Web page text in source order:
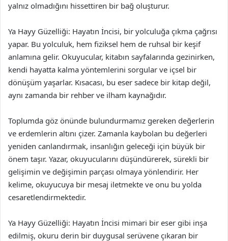
yalnız olmadığını hissettiren bir bağ oluşturur.
Ya Hayy Güzelliği: Hayatın İncisi, bir yolculuğa çıkma çağrısı
yapar. Bu yolculuk, hem fiziksel hem de ruhsal bir keşif
anlamına gelir. Okuyucular, kitabın sayfalarında gezinirken,
kendi hayatta kalma yöntemlerini sorgular ve içsel bir
dönüşüm yaşarlar. Kısacası, bu eser sadece bir kitap değil,
aynı zamanda bir rehber ve ilham kaynağıdır.
Toplumda göz önünde bulundurmamız gereken değerlerin
ve erdemlerin altını çizer. Zamanla kaybolan bu değerleri
yeniden canlandırmak, insanlığın geleceği için büyük bir
önem taşır. Yazar, okuyucularını düşündürerek, sürekli bir
gelişimin ve değişimin parçası olmaya yönlendirir. Her
kelime, okuyucuya bir mesaj iletmekte ve onu bu yolda
cesaretlendirmektedir.
Ya Hayy Güzelliği: Hayatın İncisi mimari bir eser gibi inşa
edilmiş, okuru derin bir duygusal serüvene çıkaran bir